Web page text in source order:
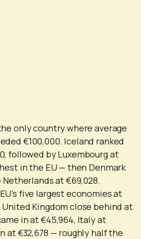
only country where average
€100,000. Iceland ranked
followed by Luxembourg at
in the EU — then Denmark
Netherlands at €69,028.
five largest economies at
Kingdom close behind at
in at €45,964, Italy at
at €32,678 — roughly half the